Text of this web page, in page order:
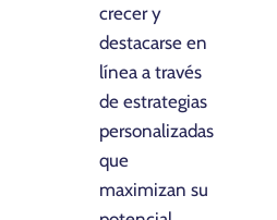
crecer y
destacarse en
línea a través
de estrategias
personalizadas
que
maximizan su